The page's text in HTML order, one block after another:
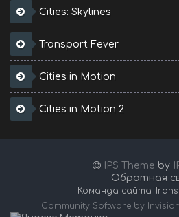
Cities: Skylines
Transport Fever
Cities in Motion
Cities in Motion 2
IPS Theme by
Обратная
Команда сайта
Community Software by